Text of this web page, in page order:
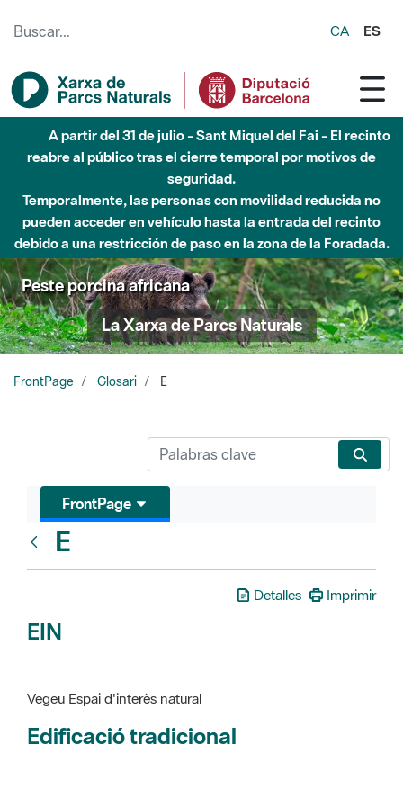
CA ES
A partir del 31 de julio - Sant Miquel del Fai - El recinto
reabre al público tras el cierre temporal por motivos de
seguridad.
Temporalmente, las personas con movilidad reducida no
pueden acceder en vehículo hasta la entrada del recinto
debido a una restricción de paso en la zona de la Foradada.
Peste porcina africana
La Xarxa de Parcs Naturals
FrontPage Glosari E
FrontPage
E
Detalles Imprimir
EIN
Vegeu Espai d'interès natural
Edificació tradicional